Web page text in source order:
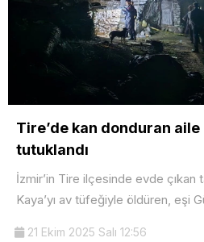
Tire’de kan donduran
tutuklandı
İzmir’in Tire ilçesinde evde çıkan
Kaya’yı av tüfeğiyle öldüren, eşi
21 Ekim 2025 Salı 12:56